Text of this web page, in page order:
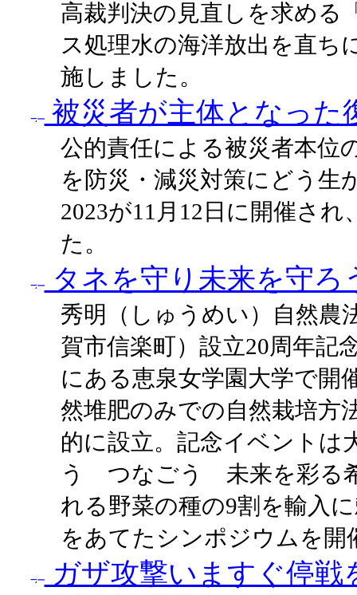
高裁判決の見直しを求める
ス処理水の海洋放出を直ち
施しました。
被災者が主体となった
公的責任による被災者本位
を防災・減災対策にどう生
2023が11月12日に開催さ
た。
タネを守り未来を守ろ
秀明（しゅうめい）自然農
賀市信楽町）設立20周年記
にある恵泉女学園大学で開
然堆肥のみでの自然栽培方
的に設立。記念イベントは
う つなごう 未来を彩る
れる野菜の種の9割を輸入
をあてたシンポジウムを開
ガザ攻撃いますぐ停戦